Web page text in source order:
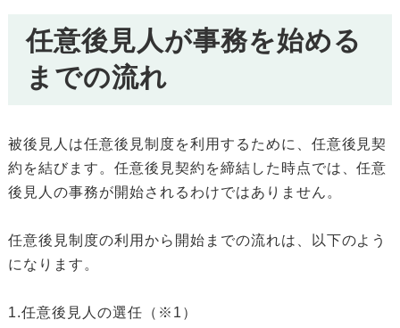
任意後見人が事務を始める
までの流れ
被後見人は任意後見制度を利用するために、任意後見契
約を結びます。任意後見契約を締結した時点では、任意
後見人の事務が開始されるわけではありません。
任意後見制度の利用から開始までの流れは、以下のよう
になります。
1.任意後見人の選任（※1）